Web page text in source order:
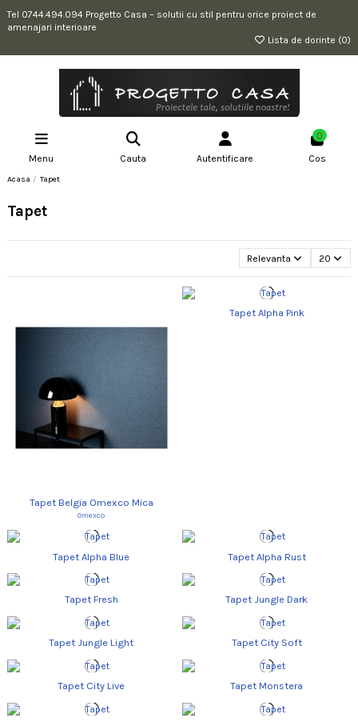
Tel 0744.494.094 Progetto Casa – solutii cu stil pentru orice proiect de
amenajari interioare
Lista de dorinte (0)
Menu Cauta Autentificare
0
Cos
Acasa Tapet
Tapet
Relevanta 20
Tapet Belgia Omexco Mica
Omexco
Tapet Alpha Pink
Tapet Alpha Blue Tapet Alpha Rust
Tapet Fresh Tapet Jungle Dark
Tapet Jungle Light Tapet City Soft
Tapet City Live Tapet Monstera